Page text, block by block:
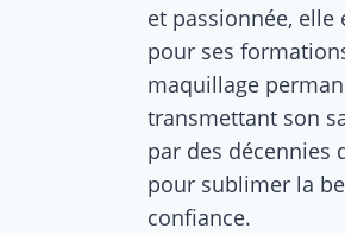
et passionnée, elle
pour ses
maquillage
transmettant son
par des décennies
pour sublimer la
confiance.